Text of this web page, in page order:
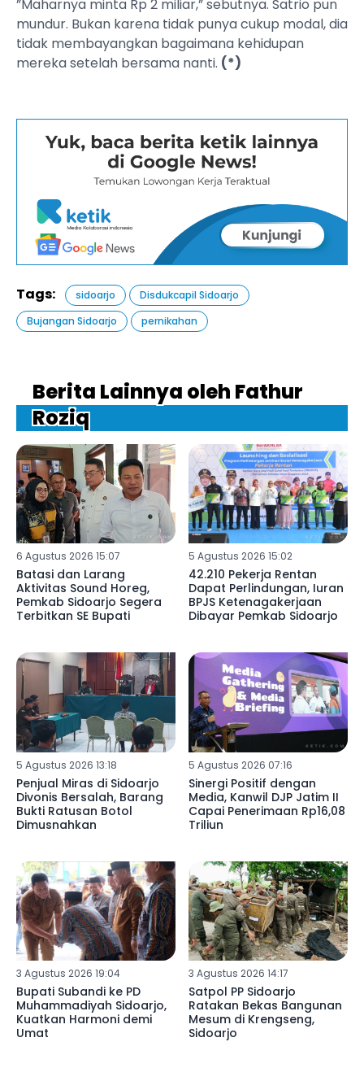
”Maharnya minta Rp 2 miliar,” sebutnya. Satrio pun
mundur. Bukan karena tidak punya cukup modal, dia
tidak membayangkan bagaimana kehidupan
mereka setelah bersama nanti. (*)
Tags: sidoarjo
Disdukcapil Sidoarjo
Bujangan Sidoarjo
pernikahan
Berita Lainnya oleh Fathur
Roziq
6 Agustus 2026 15:07
Batasi dan Larang
Aktivitas Sound Horeg,
Pemkab Sidoarjo Segera
Terbitkan SE Bupati
5 Agustus 2026 15:02
42.210 Pekerja Rentan
Dapat Perlindungan, Iuran
BPJS Ketenagakerjaan
Dibayar Pemkab Sidoarjo
5 Agustus 2026 13:18
Penjual Miras di Sidoarjo
Divonis Bersalah, Barang
Bukti Ratusan Botol
Dimusnahkan
5 Agustus 2026 07:16
Sinergi Positif dengan
Media, Kanwil DJP Jatim II
Capai Penerimaan Rp16,08
Triliun
3 Agustus 2026 19:04
Bupati Subandi ke PD
Muhammadiyah Sidoarjo,
Kuatkan Harmoni demi
Umat
3 Agustus 2026 14:17
Satpol PP Sidoarjo
Ratakan Bekas Bangunan
Mesum di Krengseng,
Sidoarjo